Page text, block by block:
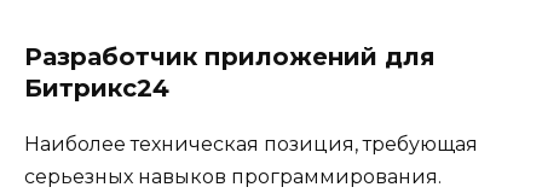
Разработчик приложений для
Битрикс24
Наиболее техническая позиция, требующая
серьезных навыков программирования.